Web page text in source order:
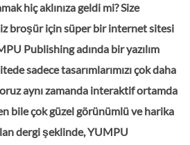
hiç aklınıza geldi mi? Size
broşür için süper bir internet sitesi
Publishing adında bir yazılım
sadece tasarımlarımızı çok daha
aynı zamanda interaktif ortamda
bile çok güzel görünümlü ve harika
dergi şeklinde, YUMPU